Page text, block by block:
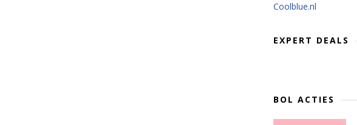
Coolblue.nl
EXPERT DEALS
BOL ACTIES